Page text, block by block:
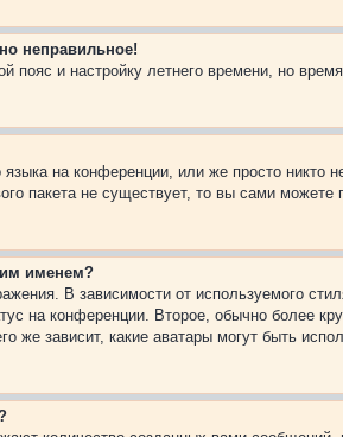
неправильное!
пояс и настройку летнего времени, но
на конференции, или же просто
пакета не существует, то вы сами
именем?
В зависимости от используемого
на конференции. Второе, обычно более
же зависит, какие аватары могут быть